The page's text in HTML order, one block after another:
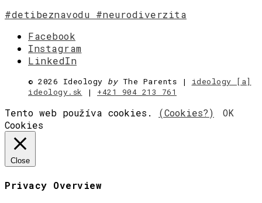
#detibeznavodu #neurodiverzita
Facebook
Instagram
LinkedIn
© 2026 Ideology byThe Parents | ideology [a]
ideology.sk | +421 904 213 761
Tento web používa cookies. (Cookies?)
OK
Cookies
Close
Privacy Overview